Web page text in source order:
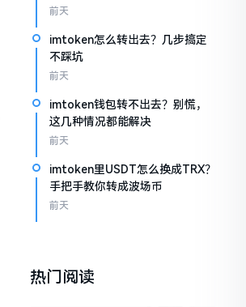
前天
imtoken怎么转出去？几步搞定
不踩坑
前天
imtoken钱包转不出去？别慌，
这几种情况都能解决
前天
imtoken里USDT怎么换成TRX？
手把手教你转成波场币
前天
热门阅读